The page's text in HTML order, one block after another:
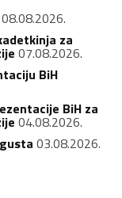
08.08.2026.
za
07.08.2026.
BiH
BiH za
04.08.2026.
03.08.2026.